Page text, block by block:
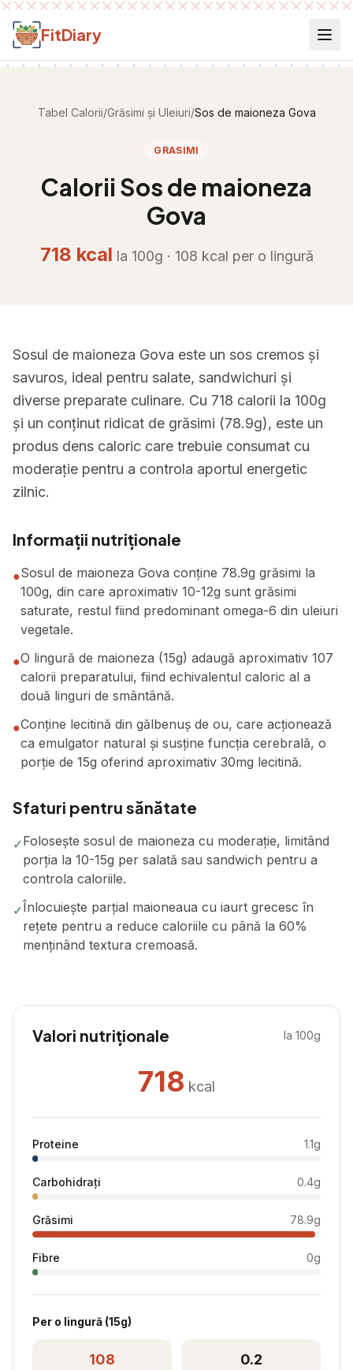
Salt la conținut
FitDiary
Tabel Calorii/Grăsimi și Uleiuri/Sos de maioneza Gova
GRASIMI
Calorii Sos de maioneza
Gova
718 kcal la 100g · 108 kcal per o lingură
Sosul de maioneza Gova este un sos cremos și
savuros, ideal pentru salate, sandwichuri și
diverse preparate culinare. Cu 718 calorii la 100g
și un conținut ridicat de grăsimi (78.9g), este un
produs dens caloric care trebuie consumat cu
moderație pentru a controla aportul energetic
zilnic.
Informații nutriționale
●Sosul de maioneza Gova conține 78.9g grăsimi la
100g, din care aproximativ 10-12g sunt grăsimi
saturate, restul fiind predominant omega-6 din uleiuri
vegetale.
●O lingură de maioneza (15g) adaugă aproximativ 107
calorii preparatului, fiind echivalentul caloric al a
două linguri de smântână.
●Conține lecitină din gălbenuș de ou, care acționează
ca emulgator natural și susține funcția cerebrală, o
porție de 15g oferind aproximativ 30mg lecitină.
Sfaturi pentru sănătate
✓Folosește sosul de maioneza cu moderație, limitând
porția la 10-15g per salată sau sandwich pentru a
controla caloriile.
✓Înlocuiește parțial maioneaua cu iaurt grecesc în
rețete pentru a reduce caloriile cu până la 60%
menținând textura cremoasă.
Valori nutriționale la 100g
718 kcal
Proteine 1.1g
Carbohidrați 0.4g
Grăsimi 78.9g
Fibre 0g
Per o lingură (15g)
108 0.2